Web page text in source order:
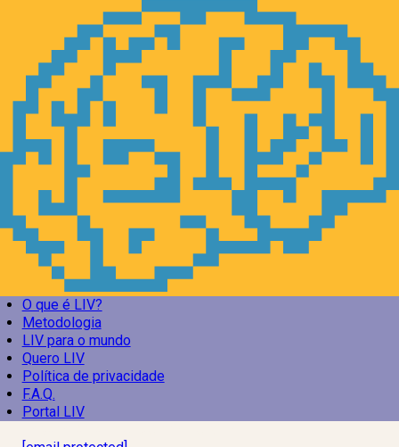
O que é LIV?
Metodologia
LIV para o mundo
Quero LIV
Política de privacidade
F.A.Q.
Portal LIV